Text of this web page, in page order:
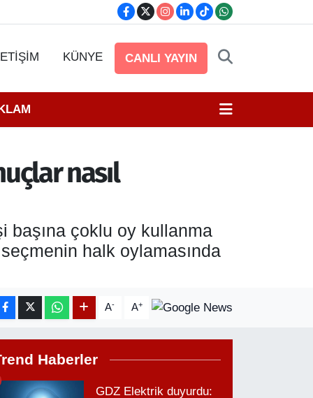
KÜNYE CANLI YAYIN
nasıl
başına çoklu oy kullanma
halk oylamasında
A- A+
Haberler
GDZ Elektrik duyurdu: